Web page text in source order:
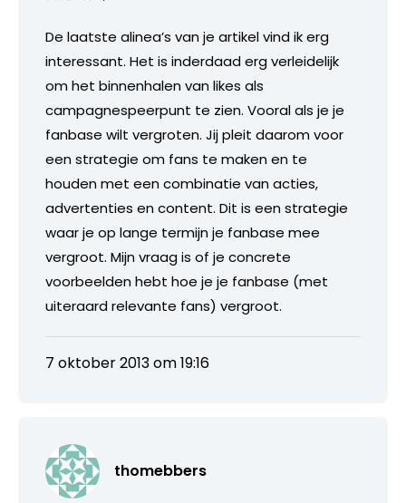
De laatste alinea’s van je artikel vind ik erg
interessant. Het is inderdaad erg verleidelijk
om het binnenhalen van likes als
campagnespeerpunt te zien. Vooral als je je
fanbase wilt vergroten. Jij pleit daarom voor
een strategie om fans te maken en te
houden met een combinatie van acties,
advertenties en content. Dit is een strategie
waar je op lange termijn je fanbase mee
vergroot. Mijn vraag is of je concrete
voorbeelden hebt hoe je je fanbase (met
uiteraard relevante fans) vergroot.
7 oktober 2013 om 19:16
thomebbers